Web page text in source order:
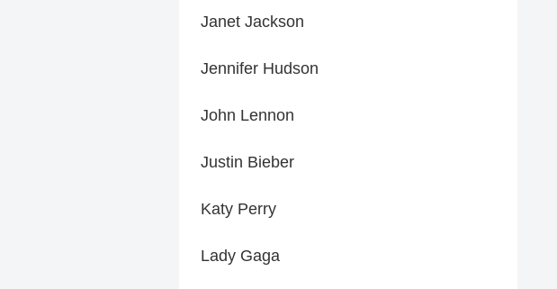
Janet Jackson
Jennifer Hudson
John Lennon
Justin Bieber
Katy Perry
Lady Gaga